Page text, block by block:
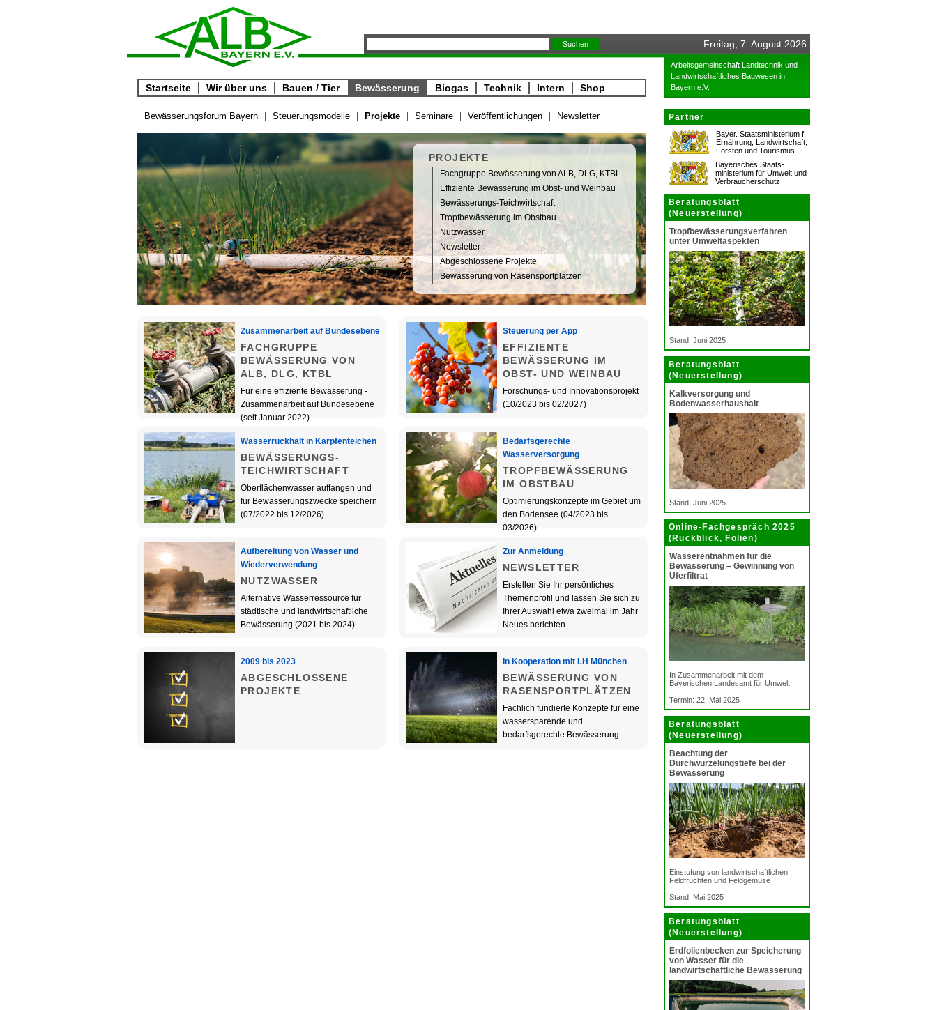
Freitag, 7. August 2026
Startseite Wir über uns Bauen / Tier Bewässerung Biogas Technik Intern Shop
Arbeitsgemeinschaft Landtechnik und
Landwirtschaftliches Bauwesen in
Bayern e.V.
Partner
Bayer. Staatsministerium f.
Ernährung, Landwirtschaft,
Forsten und Tourismus
Bayerisches Staats-
ministerium für Umwelt und
Verbraucherschutz
Beratungsblatt
(Neuerstellung)
Tropfbewässerungsverfahren
unter Umweltaspekten
Stand: Juni 2025
Beratungsblatt
(Neuerstellung)
Kalkversorgung und
Bodenwasserhaushalt
Stand: Juni 2025
Online-Fachgespräch 2025
(Rückblick, Folien)
Wasserentnahmen für die
Bewässerung – Gewinnung von
Uferfiltrat
In Zusammenarbeit mit dem
Bayerischen Landesamt für Umwelt
Termin: 22. Mai 2025
Beratungsblatt
(Neuerstellung)
Beachtung der
Durchwurzelungstiefe bei der
Bewässerung
Einstufung von landwirtschaftlichen
Feldfrüchten und Feldgemüse
Stand: Mai 2025
Beratungsblatt
(Neuerstellung)
Erdfolienbecken zur Speicherung
von Wasser für die
landwirtschaftliche Bewässerung
Bewässerungsforum Bayern Steuerungsmodelle Projekte Seminare Veröffentlichungen Newsletter
PROJEKTE
Fachgruppe Bewässerung von ALB, DLG, KTBL
Effiziente Bewässerung im Obst- und Weinbau
Bewässerungs-Teichwirtschaft
Tropfbewässerung im Obstbau
Nutzwasser
Newsletter
Abgeschlossene Projekte
Bewässerung von Rasensportplätzen
Zusammenarbeit auf Bundesebene
FACHGRUPPE
BEWÄSSERUNG VON
ALB, DLG, KTBL
Für eine effiziente Bewässerung -
Zusammenarbeit auf Bundesebene
(seit Januar 2022)
Steuerung per App
EFFIZIENTE
BEWÄSSERUNG IM
OBST- UND WEINBAU
Forschungs- und Innovationsprojekt
(10/2023 bis 02/2027)
Wasserrückhalt in Karpfenteichen
BEWÄSSERUNGS-
TEICHWIRTSCHAFT
Oberflächenwasser auffangen und
für Bewässerungszwecke speichern
(07/2022 bis 12/2026)
Bedarfsgerechte
Wasserversorgung
TROPFBEWÄSSERUNG
IM OBSTBAU
Optimierungskonzepte im Gebiet um
den Bodensee (04/2023 bis
03/2026)
Aufbereitung von Wasser und
Wiederverwendung
NUTZWASSER
Alternative Wasserressource für
städtische und landwirtschaftliche
Bewässerung (2021 bis 2024)
Zur Anmeldung
NEWSLETTER
Erstellen Sie Ihr persönliches
Themenprofil und lassen Sie sich zu
Ihrer Auswahl etwa zweimal im Jahr
Neues berichten
2009 bis 2023
ABGESCHLOSSENE
PROJEKTE
In Kooperation mit LH München
BEWÄSSERUNG VON
RASENSPORTPLÄTZEN
Fachlich fundierte Konzepte für eine
wassersparende und
bedarfsgerechte Bewässerung